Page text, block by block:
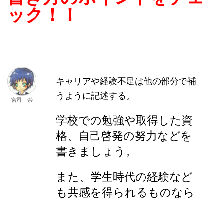
書き方のポイントをチェ
ック！！
宮司 崇
キャリアや経験不足は他の部分で補
うように記述する。
学校での勉強や取得した資
格、自己啓発の努力などを
書きましょう。
また、学生時代の経験など
も共感を得られるものなら